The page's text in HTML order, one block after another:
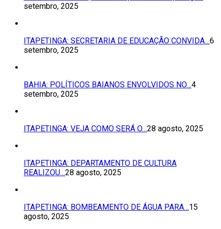
setembro, 2025
ITAPETINGA: SECRETARIA DE EDUCAÇÃO CONVIDA…6
setembro, 2025
BAHIA: POLÍTICOS BAIANOS ENVOLVIDOS NO…4
setembro, 2025
ITAPETINGA: VEJA COMO SERÁ O…28 agosto, 2025
ITAPETINGA: DEPARTAMENTO DE CULTURA
REALIZOU…28 agosto, 2025
ITAPETINGA: BOMBEAMENTO DE ÁGUA PARA…15
agosto, 2025